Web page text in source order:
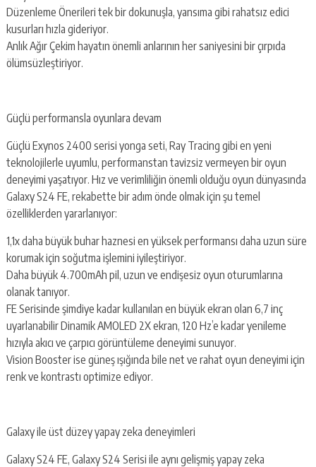
Düzenleme Önerileri tek bir dokunuşla, yansıma gibi rahatsız edici
kusurları hızla gideriyor.
Anlık Ağır Çekim hayatın önemli anlarının her saniyesini bir çırpıda
ölümsüzleştiriyor.
Güçlü performansla oyunlara devam
Güçlü Exynos 2400 serisi yonga seti, Ray Tracing gibi en yeni
teknolojilerle uyumlu, performanstan tavizsiz vermeyen bir oyun
deneyimi yaşatıyor. Hız ve verimliliğin önemli olduğu oyun dünyasında
Galaxy S24 FE, rekabette bir adım önde olmak için şu temel
özelliklerden yararlanıyor:
1,1x daha büyük buhar haznesi en yüksek performansı daha uzun süre
korumak için soğutma işlemini iyileştiriyor.
Daha büyük 4.700mAh pil, uzun ve endişesiz oyun oturumlarına
olanak tanıyor.
FE Serisinde şimdiye kadar kullanılan en büyük ekran olan 6,7 inç
uyarlanabilir Dinamik AMOLED 2X ekran, 120 Hz’e kadar yenileme
hızıyla akıcı ve çarpıcı görüntüleme deneyimi sunuyor.
Vision Booster ise güneş ışığında bile net ve rahat oyun deneyimi için
renk ve kontrastı optimize ediyor.
Galaxy ile üst düzey yapay zeka deneyimleri
Galaxy S24 FE, Galaxy S24 Serisi ile aynı gelişmiş yapay zeka